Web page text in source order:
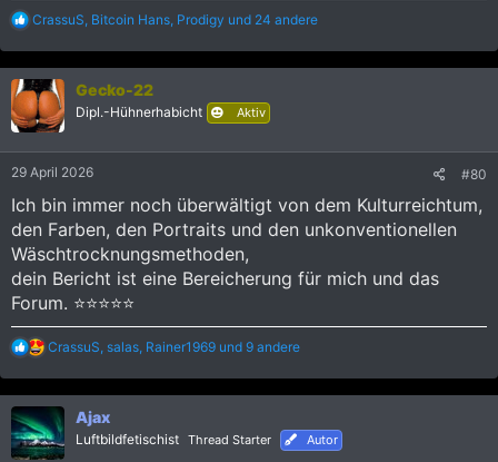
R
a
k
t
i
o
n
CrassuS Bitcoin Hans Prodigy und 24 andere
Gecko-22
Dipl.-Hühnerhabicht Aktiv
29 April 2026 #80
Ich bin immer noch überwältigt von dem Kulturreichtum,
den Farben, den Portraits und den unkonventionellen
Wäschtrocknungsmethoden,
dein Bericht ist eine Bereicherung für mich und das
Forum. ⭐️⭐️⭐️⭐️⭐️
R
a
k
t
i
o
CrassuS salas Rainer1969 und 9 andere
Ajax
Luftbildfetischist Thread Starter Autor